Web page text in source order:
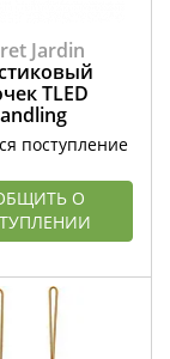
Jardin
TLED
поступление
О